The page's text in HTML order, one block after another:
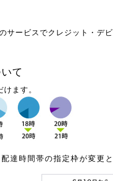
サービスでクレジット・デ
て
ます。
達時間帯の指定枠が変更